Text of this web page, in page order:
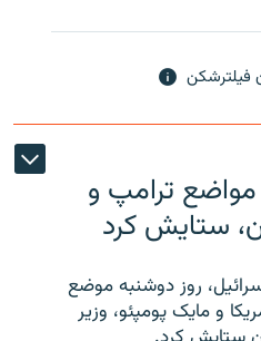
فیلترشکن
ترامپ و
ستایش کرد
روز دوشنبه موضع
و مایک پومپئو، وزیر